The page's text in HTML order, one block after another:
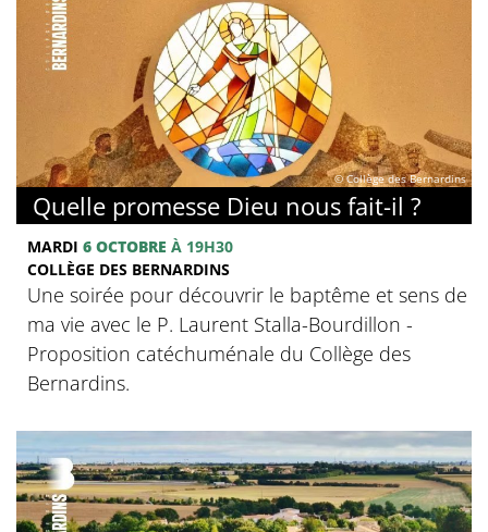
© Collège des Bernardins
Quelle promesse Dieu nous fait-il ?
MARDI 6 OCTOBRE À 19H30
COLLÈGE DES BERNARDINS
Une soirée pour découvrir le baptême et sens de
ma vie avec le P. Laurent Stalla-Bourdillon -
Proposition catéchuménale du Collège des
Bernardins.